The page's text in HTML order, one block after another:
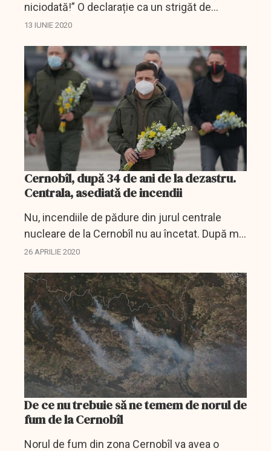
niciodată!” O declarație ca un strigăt de
disperare. Omul de știință Oleg Borsuk calcă
grijuliu...
13 IUNIE 2020
Cernobîl, după 34 de ani de la dezastru.
Centrala, asediată de incendii
Nu, incendiile de pădure din jurul centrale
nucleare de la Cernobîl nu au încetat. După mai
bine de săptămâni de luptă împotriva focului,
26 APRILIE 2020
De ce nu trebuie să ne temem de norul de
fum de la Cernobîl
Norul de fum din zona Cernobîl va avea o